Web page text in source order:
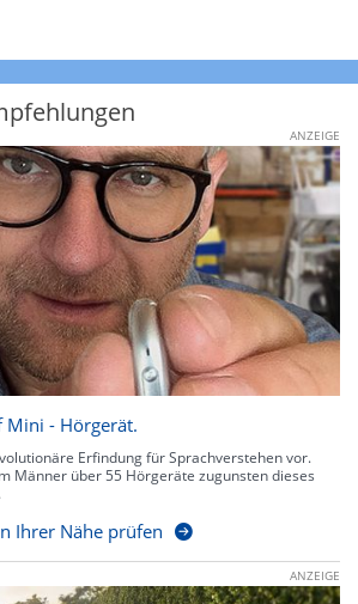
ANZEIGE
Mini - Hörgerät.
Erfindung für Sprachverstehen vor.
Männer über 55 Hörgeräte zugunsten dieses
Ihrer Nähe prüfen
ANZEIGE